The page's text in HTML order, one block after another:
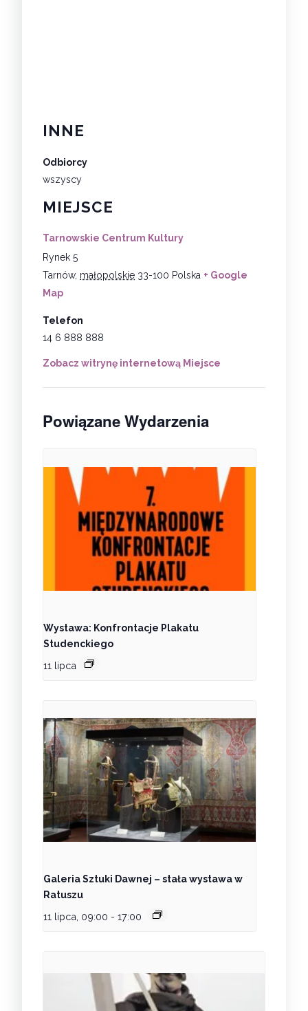
MIEJSCE
Tarnowskie Centrum Kultury
Rynek 5
Tarnów, małopolskie 33-100 Polska + Google
Map
Telefon
14 6 888 888
Zobacz witrynę internetową Miejsce
INNE
Odbiorcy
wszyscy
Powiązane Wydarzenia
Wystawa: Konfrontacje Plakatu
Studenckiego
11 lipca
Galeria Sztuki Dawnej – stała wystawa w
Ratuszu
11 lipca, 09:00 - 17:00